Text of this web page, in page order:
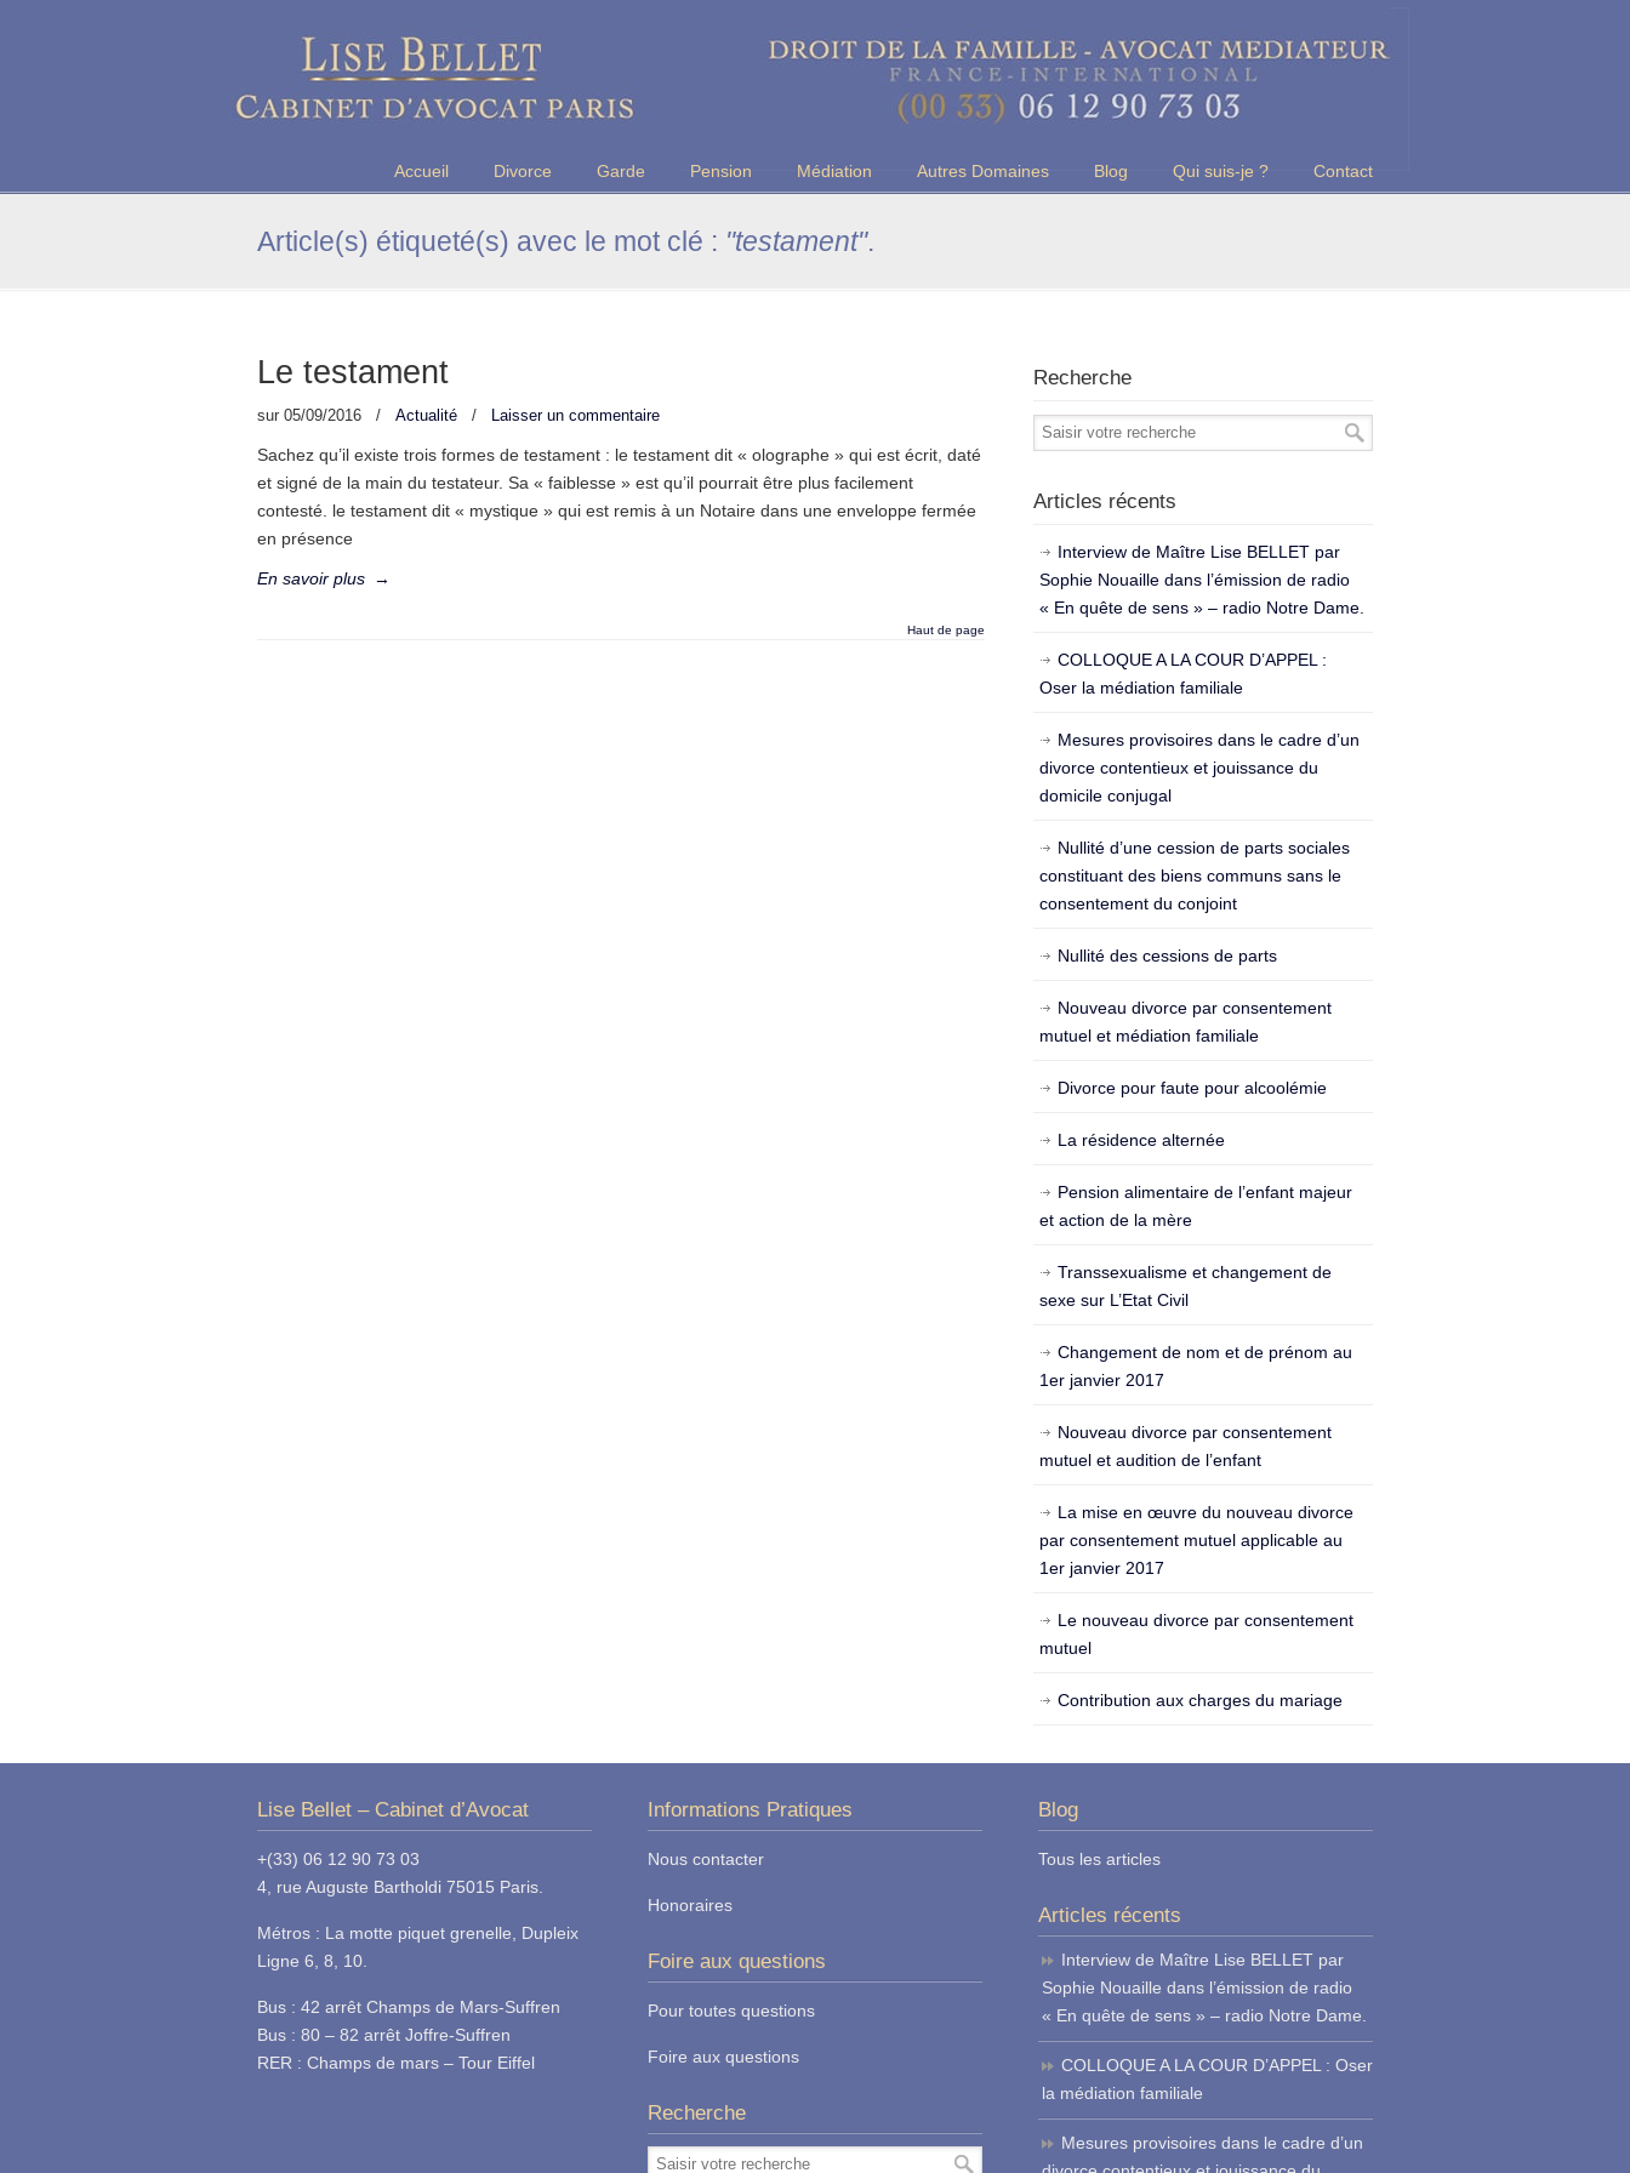
Maître Lise BELLET, Avocate au Barreau de Paris
Accueil Divorce Garde Pension Médiation Autres Domaines Blog Qui suis-je ? Contact
Article(s) étiqueté(s) avec le mot clé : "testament".
Le testament
sur 05/09/2016 / Actualité / Laisser un commentaire
Sachez qu’il existe trois formes de testament : le testament dit « olographe » qui est écrit, daté
et signé de la main du testateur. Sa « faiblesse » est qu’il pourrait être plus facilement
contesté. le testament dit « mystique » qui est remis à un Notaire dans une enveloppe fermée
en présence
En savoir plus →
Haut de page
Recherche
Articles récents
Interview de Maître Lise BELLET par
Sophie Nouaille dans l’émission de radio
« En quête de sens » – radio Notre Dame.
COLLOQUE A LA COUR D’APPEL :
Oser la médiation familiale
Mesures provisoires dans le cadre d’un
divorce contentieux et jouissance du
domicile conjugal
Nullité d’une cession de parts sociales
constituant des biens communs sans le
consentement du conjoint
Nullité des cessions de parts
Nouveau divorce par consentement
mutuel et médiation familiale
Divorce pour faute pour alcoolémie
La résidence alternée
Pension alimentaire de l’enfant majeur
et action de la mère
Transsexualisme et changement de
sexe sur L’Etat Civil
Changement de nom et de prénom au
1er janvier 2017
Nouveau divorce par consentement
mutuel et audition de l’enfant
La mise en œuvre du nouveau divorce
par consentement mutuel applicable au
1er janvier 2017
Le nouveau divorce par consentement
mutuel
Contribution aux charges du mariage
Lise Bellet – Cabinet d’Avocat
+(33) 06 12 90 73 03
4, rue Auguste Bartholdi 75015 Paris.
Métros : La motte piquet grenelle, Dupleix
Ligne 6, 8, 10.
Bus : 42 arrêt Champs de Mars-Suffren
Bus : 80 – 82 arrêt Joffre-Suffren
RER : Champs de mars – Tour Eiffel
Informations Pratiques
Nous contacter
Honoraires
Foire aux questions
Pour toutes questions
Foire aux questions
Recherche
Blog
Tous les articles
Articles récents
Interview de Maître Lise BELLET par
Sophie Nouaille dans l’émission de radio
« En quête de sens » – radio Notre Dame.
COLLOQUE A LA COUR D’APPEL : Oser
la médiation familiale
Mesures provisoires dans le cadre d’un